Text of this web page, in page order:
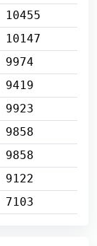
10455
10147
9974
9419
9923
9858
9858
9122
7103